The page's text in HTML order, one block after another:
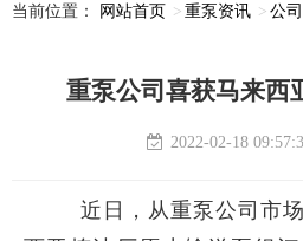
当前位置： 网站首页 重泵资讯 公
重泵公司喜获马来西
2022-02-18
近日，从重泵公司市